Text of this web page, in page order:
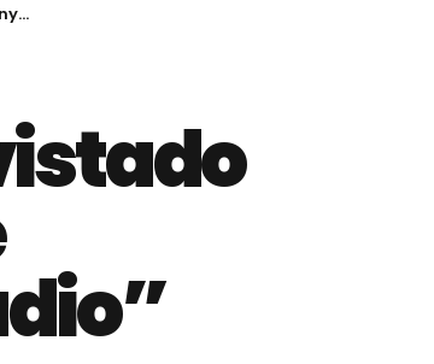
Planas entrevistado en “El matí de Catalunya Radio”